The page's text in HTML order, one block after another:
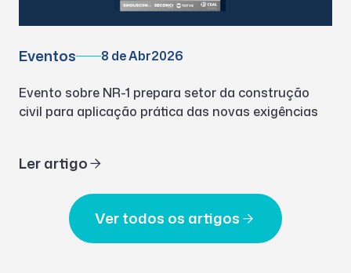
Eventos 8 de Abr2026
Evento sobre NR-1 prepara setor da construção
civil para aplicação prática das novas exigências
Ler artigo
Ver todos os artigos